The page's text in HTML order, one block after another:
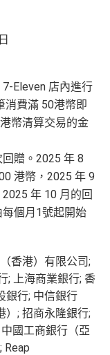
即月薪HK$12,5
6倍「易賞錢」積
Pay及Alip
市買野無特別優
Eleven 店內進行
消費滿 50港幣即
幣清算交易的金
贈。2025 年 8
港幣，2025 年 9
年 10 月的回
個月1號起開始
香港）有限公司;
; 上海商業銀行; 香
銀行; 中信銀行
）; 招商永隆銀行;
國工商銀行（亞
Reap